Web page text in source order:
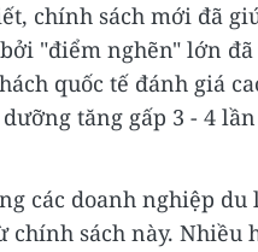
chính sách mới đã
"điểm nghẽn" lớn
quốc tế đánh giá
tăng gấp 3 - 4
các doanh nghiệp
sách này. Nhiều